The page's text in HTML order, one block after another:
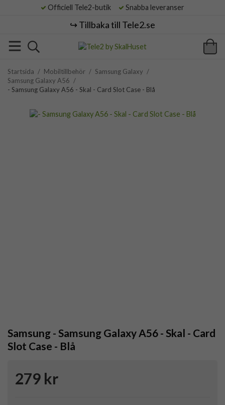
Officiell Tele2-butik Snabba leveranser
↪️ Tillbaka till Tele2.se
Startsida / Mobiltillbehör / Samsung Galaxy /
Samsung Galaxy A56 /
- Samsung Galaxy A56 - Skal - Card Slot Case - Blå
Samsung - Samsung Galaxy A56 - Skal - Card
Slot Case - Blå
279 kr